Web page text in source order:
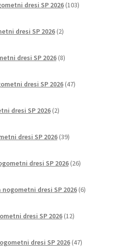
dresi SP 2026 103izdelki
dresi SP 2026 2izdelka
dresi SP 2026 8izdelkov
dresi SP 2026 47izdelkov
dresi SP 2026 2izdelka
dresi SP 2026 39izdelkov
dresi SP 2026 26izdelkov
dresi SP 2026 6izdelkov
dresi SP 2026 12izdelkov
dresi SP 2026 47izdelkov